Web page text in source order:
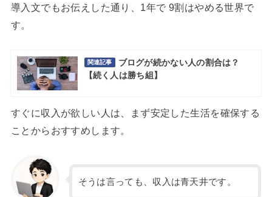
導入文でもお伝えした通り、1年で 9割はやめる世界で
す。
関連記事
ブログが続かない人の割合は？
【続く人は勝ち組】
すぐに収入が欲しい人は、まず安定した生活を確保する
ことからおすすめします。
そうは言っても、収入は青天井です。